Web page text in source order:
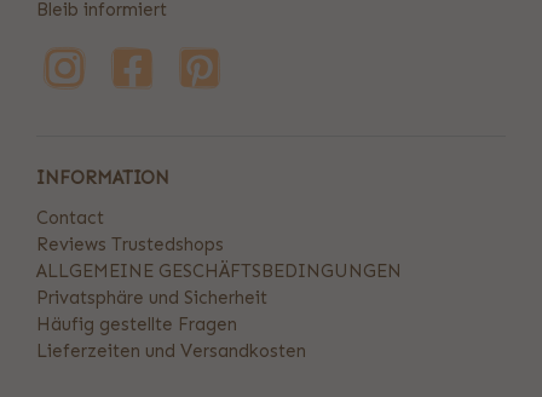
Bleib informiert
INFORMATION
Contact
Reviews Trustedshops
ALLGEMEINE GESCHÄFTSBEDINGUNGEN
Privatsphäre und Sicherheit
Häufig gestellte Fragen
Lieferzeiten und Versandkosten